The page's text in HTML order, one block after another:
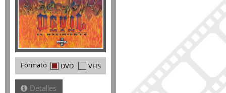
Formato DVD VHS
Detalles